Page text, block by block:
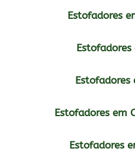
Estofadores
Estofadores
Estofadores em
Estofadores